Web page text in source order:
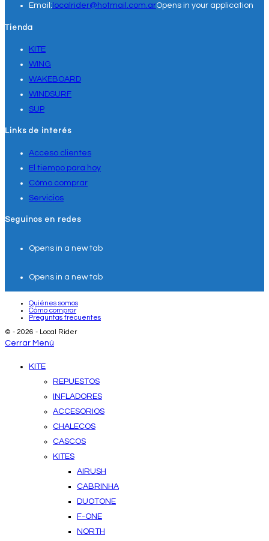
Email: localrider@hotmail.com.arOpens in your application
Tienda
KITE
WING
WAKEBOARD
WINDSURF
SUP
Links de interés
Acceso clientes
El tiempo para hoy
Cómo comprar
Servicios
Seguinos en redes
Opens in a new tab
Opens in a new tab
Quiénes somos
Cómo comprar
Preguntas frecuentes
© - 2026 - Local Rider
Cerrar Menú
KITE
REPUESTOS
INFLADORES
ACCESORIOS
CHALECOS
CASCOS
KITES
AIRUSH
CABRINHA
DUOTONE
F-ONE
NORTH